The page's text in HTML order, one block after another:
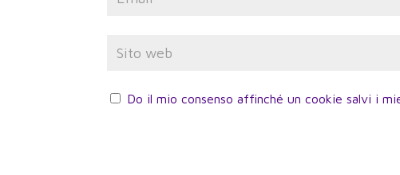
Do il mio consenso affinché un cookie salvi i